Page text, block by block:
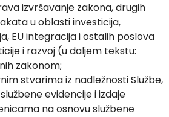
izvršavanje zakona, drugih
u oblasti investicija,
EU integracija i ostalih poslova
i razvoj (u daljem tekstu:
zakonom;
stvarima iz nadležnosti Službe,
evidencije i izdaje
na osnovu službene